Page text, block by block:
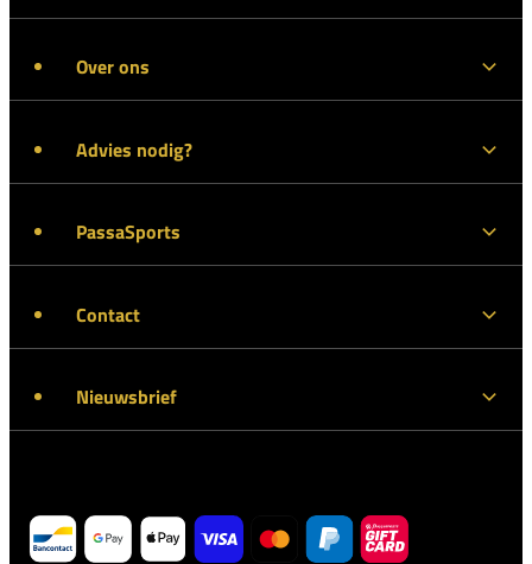
Over ons
Advies nodig?
PassaSports
Contact
Nieuwsbrief